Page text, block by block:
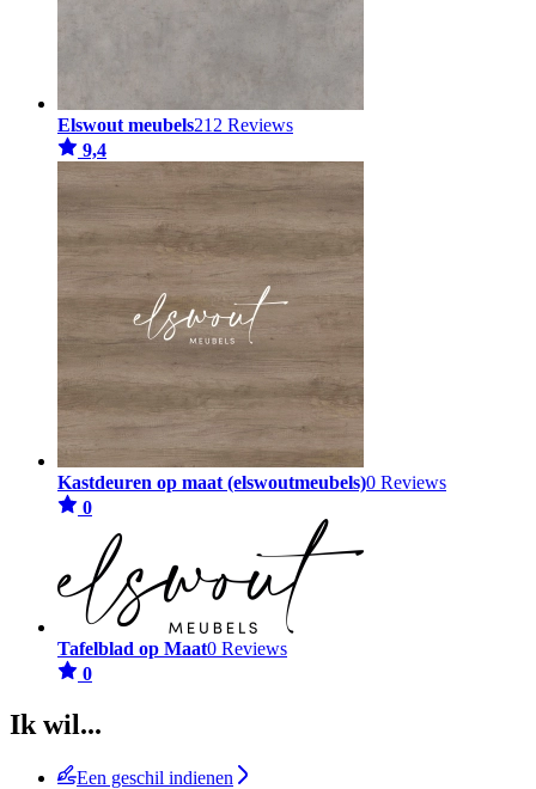
Elswout meubels212 Reviews
9,4
Kastdeuren op maat (elswoutmeubels)0 Reviews
0
Tafelblad op Maat0 Reviews
0
Ik wil...
Een geschil indienen